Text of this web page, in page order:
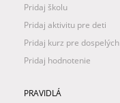
Pridaj školu
Pridaj aktivitu pre deti
Pridaj kurz pre dospelých
Pridaj hodnotenie
PRAVIDLÁ